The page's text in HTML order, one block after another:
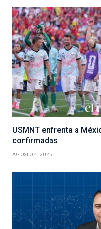
USMNT enfrenta a
confirmadas
AGOSTO 4, 2026